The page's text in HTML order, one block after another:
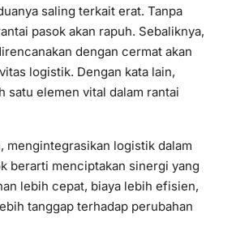
saling terkait erat. Tanpa
pasok akan rapuh. Sebaliknya,
dengan cermat akan
logistik. Dengan kata lain,
satu elemen vital dalam rantai
mengintegrasikan logistik dalam
berarti menciptakan sinergi yang
lebih cepat, biaya lebih efisien,
tanggap terhadap perubahan